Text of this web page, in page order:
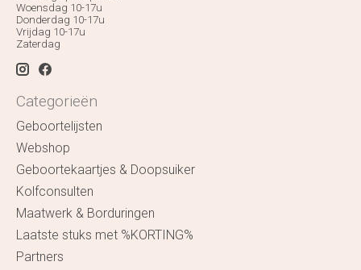
Woensdag 10-17u
Donderdag 10-17u
Vrijdag 10-17u
Zaterdag
Categorieën
Geboortelijsten
Webshop
Geboortekaartjes & Doopsuiker
Kolfconsulten
Maatwerk & Borduringen
Laatste stuks met %KORTING%
Partners